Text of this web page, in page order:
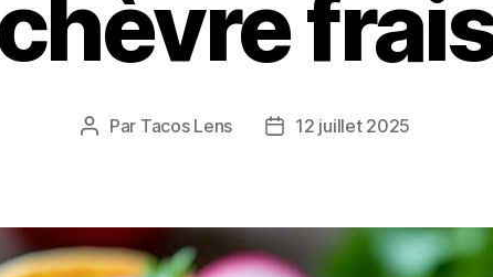
Auteur
Par Tacos Lens
Date12 juillet 2025